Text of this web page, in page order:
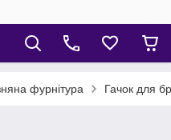
фурнітура Гачок для